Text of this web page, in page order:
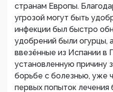
странам Европы.
угрозой могут быть
инфекции был быстро
удобрений были огурцы,
ввезённые из Испании в
установленную причину
борьбе с болезнью, уже
первых попыток